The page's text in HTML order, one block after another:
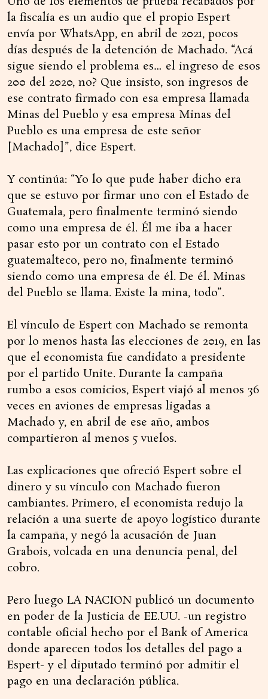
la fiscalía es un audio que el propio Espert
envía por WhatsApp, en abril de 2021, pocos
días después de la detención de Machado. “Acá
sigue siendo el problema es… el ingreso de esos
200 del 2020, no? Que insisto, son ingresos de
ese contrato firmado con esa empresa llamada
Minas del Pueblo y esa empresa Minas del
Pueblo es una empresa de este señor
[Machado]”, dice Espert.
Y continúa: “Yo lo que pude haber dicho era
que se estuvo por firmar uno con el Estado de
Guatemala, pero finalmente terminó siendo
como una empresa de él. Él me iba a hacer
pasar esto por un contrato con el Estado
guatemalteco, pero no, finalmente terminó
siendo como una empresa de él. De él. Minas
del Pueblo se llama. Existe la mina, todo”.
El vínculo de Espert con Machado se remonta
por lo menos hasta las elecciones de 2019, en las
que el economista fue candidato a presidente
por el partido Unite. Durante la campaña
rumbo a esos comicios, Espert viajó al menos 36
veces en aviones de empresas ligadas a
Machado y, en abril de ese año, ambos
compartieron al menos 5 vuelos.
Las explicaciones que ofreció Espert sobre el
dinero y su vínculo con Machado fueron
cambiantes. Primero, el economista redujo la
relación a una suerte de apoyo logístico durante
la campaña, y negó la acusación de Juan
Grabois, volcada en una denuncia penal, del
cobro.
Pero luego LA NACION publicó un documento
en poder de la Justicia de EE.UU. -un registro
contable oficial hecho por el Bank of America
donde aparecen todos los detalles del pago a
Espert- y el diputado terminó por admitir el
pago en una declaración pública.